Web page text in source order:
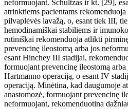
neformuojant. Schultzas ir kt. [29],
atrinktiems pacientams
pilvaplėvės lavažą, o, esant tiek III,
hemodinamiškai stabiliems ir
rutiniškai rekomenduoja atlikti
prevencinę ileostomą arba jos
esant Hinchey III stadijai,
formuojant prevencinę ileostomą
Hartmanno operaciją, o esant IV
operaciją. Minėtina, kad daugumoje
anastomozė, formuojant prevencinę
neformuojant, rekomenduotina